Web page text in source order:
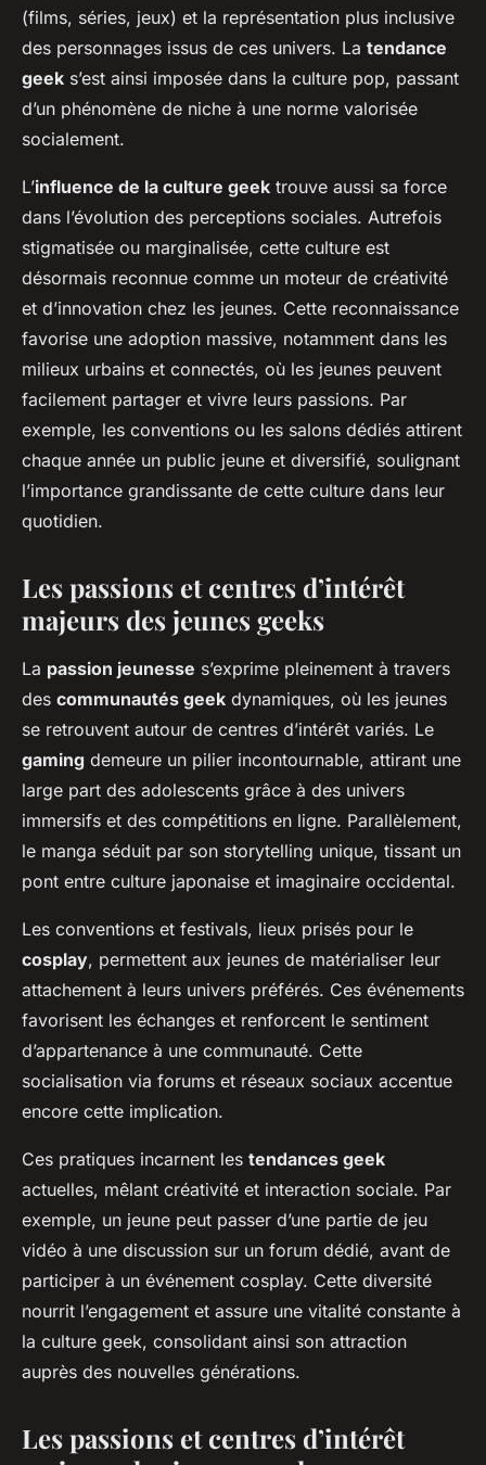
(films, séries, jeux) et la représentation plus inclusive
des personnages issus de ces univers. La tendance
geek s’est ainsi imposée dans la culture pop, passant
d’un phénomène de niche à une norme valorisée
socialement.
L’influence de la culture geek trouve aussi sa force
dans l’évolution des perceptions sociales. Autrefois
stigmatisée ou marginalisée, cette culture est
désormais reconnue comme un moteur de créativité
et d’innovation chez les jeunes. Cette reconnaissance
favorise une adoption massive, notamment dans les
milieux urbains et connectés, où les jeunes peuvent
facilement partager et vivre leurs passions. Par
exemple, les conventions ou les salons dédiés attirent
chaque année un public jeune et diversifié, soulignant
l’importance grandissante de cette culture dans leur
quotidien.
Les passions et centres d’intérêt
majeurs des jeunes geeks
La passion jeunesse s’exprime pleinement à travers
des communautés geek dynamiques, où les jeunes
se retrouvent autour de centres d’intérêt variés. Le
gaming demeure un pilier incontournable, attirant une
large part des adolescents grâce à des univers
immersifs et des compétitions en ligne. Parallèlement,
le manga séduit par son storytelling unique, tissant un
pont entre culture japonaise et imaginaire occidental.
Les conventions et festivals, lieux prisés pour le
cosplay, permettent aux jeunes de matérialiser leur
attachement à leurs univers préférés. Ces événements
favorisent les échanges et renforcent le sentiment
d’appartenance à une communauté. Cette
socialisation via forums et réseaux sociaux accentue
encore cette implication.
Ces pratiques incarnent les tendances geek
actuelles, mêlant créativité et interaction sociale. Par
exemple, un jeune peut passer d’une partie de jeu
vidéo à une discussion sur un forum dédié, avant de
participer à un événement cosplay. Cette diversité
nourrit l’engagement et assure une vitalité constante à
la culture geek, consolidant ainsi son attraction
auprès des nouvelles générations.
Les passions et centres d’intérêt